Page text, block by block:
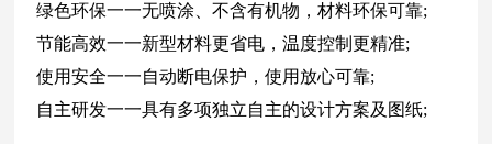
绿色环保一一无喷涂、不含有机物，材料环保可靠;
节能高效一一新型材料更省电，温度控制更精准;
使用安全一一自动断电保护，使用放心可靠;
自主研发一一具有多项独立自主的设计方案及图纸;